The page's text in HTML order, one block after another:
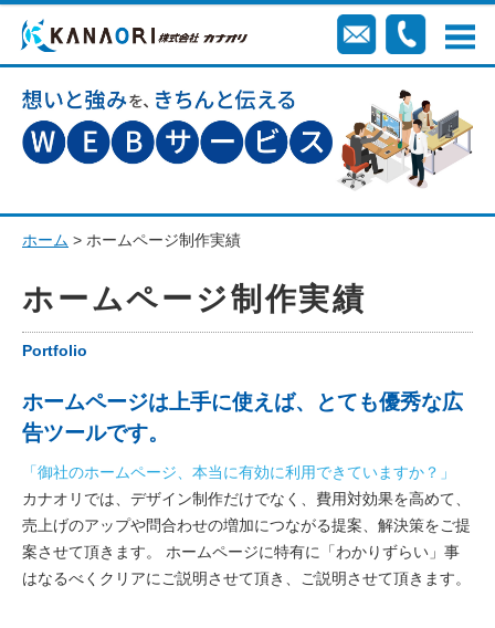
ホーム > ホームページ制作実績
ホームページ制作実績
Portfolio
ホームページは上手に使えば、とても優秀な広
告ツールです。
「御社のホームページ、本当に有効に利用できていますか？」
カナオリでは、デザイン制作だけでなく、費用対効果を高めて、
売上げのアップや問合わせの増加につながる提案、解決策をご提
案させて頂きます。 ホームページに特有に「わかりずらい」事
はなるべくクリアにご説明させて頂き、ご説明させて頂きます。